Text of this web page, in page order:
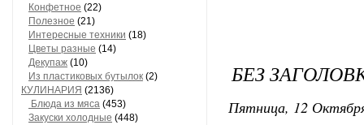
Конфетное (22)
Полезное (21)
Интересные техники (18)
Цветы разные (14)
Декупаж (10)
Из пластиковых бутылок (2)
КУЛИНАРИЯ (2136)
Блюда из мяса (453)
Закуски холодные (448)
БЕЗ
Пятница, 12